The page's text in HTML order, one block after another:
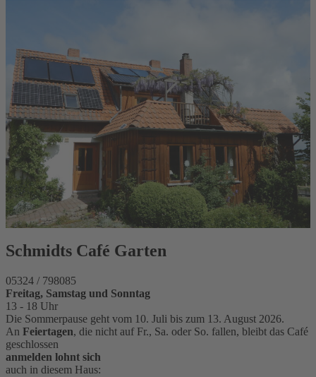
Schmidts Café Garten
05324 / 798085
Freitag, Samstag und Sonntag
13 - 18 Uhr
Die Sommerpause geht vom 10. Juli bis zum 13. August 2026.
An Feiertagen, die nicht auf Fr., Sa. oder So. fallen, bleibt das Café
geschlossen
anmelden lohnt sich
auch in diesem Haus: